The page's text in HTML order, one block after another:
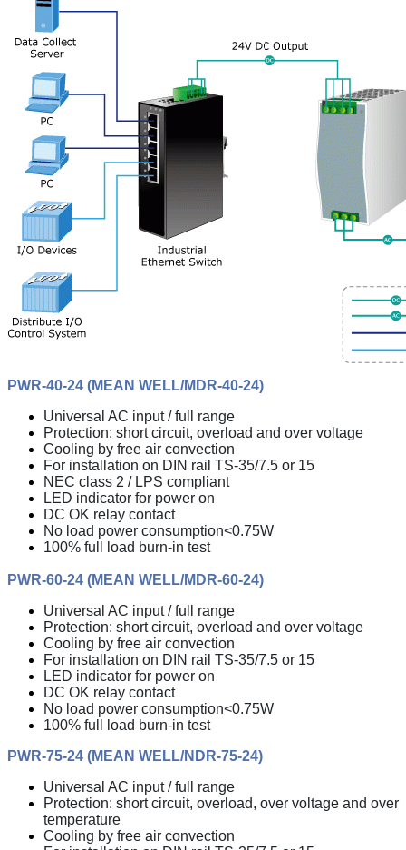
PWR-40-24 (MEAN WELL/MDR-40-24)
Universal AC input / full range
Protection: short circuit, overload and over voltage
Cooling by free air convection
For installation on DIN rail TS-35/7.5 or 15
NEC class 2 / LPS compliant
LED indicator for power on
DC OK relay contact
No load power consumption<0.75W
100% full load burn-in test
PWR-60-24 (MEAN WELL/MDR-60-24)
Universal AC input / full range
Protection: short circuit, overload and over voltage
Cooling by free air convection
For installation on DIN rail TS-35/7.5 or 15
LED indicator for power on
DC OK relay contact
No load power consumption<0.75W
100% full load burn-in test
PWR-75-24 (MEAN WELL/NDR-75-24)
Universal AC input / full range
Protection: short circuit, overload, over voltage and over
temperature
Cooling by free air convection